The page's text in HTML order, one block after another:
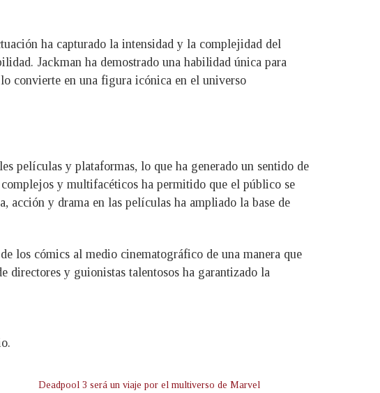
ha capturado la intensidad y la complejidad del
Jackman ha demostrado una habilidad única para
convierte en una figura icónica en el universo
películas y plataformas, lo que ha generado un sentido de
y multifacéticos ha permitido que el público se
acción y drama en las películas ha ampliado la base de
los cómics al medio cinematográfico de una manera que
directores y guionistas talentosos ha garantizado la
Deadpool 3 será un viaje por el multiverso de Marvel